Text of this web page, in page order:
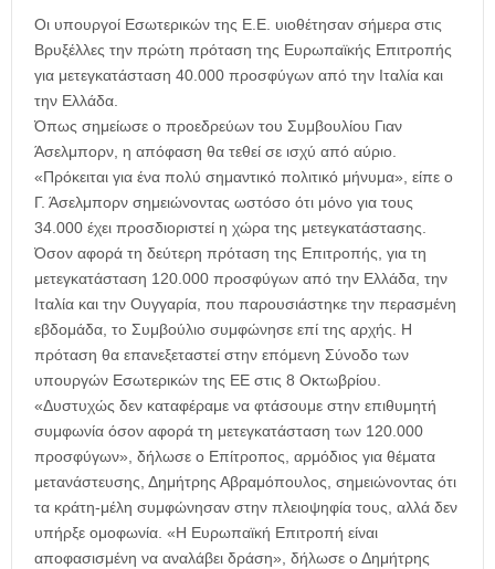
Οι υπουργοί Εσωτερικών της Ε.Ε. υιοθέτησαν σήμερα στις
Βρυξέλλες την πρώτη πρόταση της Ευρωπαϊκής Επιτροπής
για μετεγκατάσταση 40.000 προσφύγων από την Ιταλία και
την Ελλάδα.
Όπως σημείωσε ο προεδρεύων του Συμβουλίου Γιαν
Άσελμπορν, η απόφαση θα τεθεί σε ισχύ από αύριο.
«Πρόκειται για ένα πολύ σημαντικό πολιτικό μήνυμα», είπε ο
Γ. Άσελμπορν σημειώνοντας ωστόσο ότι μόνο για τους
34.000 έχει προσδιοριστεί η χώρα της μετεγκατάστασης.
Όσον αφορά τη δεύτερη πρόταση της Επιτροπής, για τη
μετεγκατάσταση 120.000 προσφύγων από την Ελλάδα, την
Ιταλία και την Ουγγαρία, που παρουσιάστηκε την περασμένη
εβδομάδα, το Συμβούλιο συμφώνησε επί της αρχής. Η
πρόταση θα επανεξεταστεί στην επόμενη Σύνοδο των
υπουργών Εσωτερικών της ΕΕ στις 8 Οκτωβρίου.
«Δυστυχώς δεν καταφέραμε να φτάσουμε στην επιθυμητή
συμφωνία όσον αφορά τη μετεγκατάσταση των 120.000
προσφύγων», δήλωσε ο Επίτροπος, αρμόδιος για θέματα
μετανάστευσης, Δημήτρης Αβραμόπουλος, σημειώνοντας ότι
τα κράτη-μέλη συμφώνησαν στην πλειοψηφία τους, αλλά δεν
υπήρξε ομοφωνία. «Η Ευρωπαϊκή Επιτροπή είναι
αποφασισμένη να αναλάβει δράση», δήλωσε ο Δημήτρης